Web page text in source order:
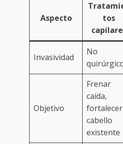
Aspecto
tos
Invasividad
No
Objetivo
Frenar
caída,
fortalecer
cabello
existente